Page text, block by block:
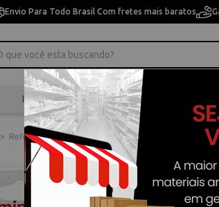
Envio Para Todo Brasil Com fretes mais baratos
Pincéis Desenho
> Refil Lâminas Para Contador Circular 3 unidades Art e